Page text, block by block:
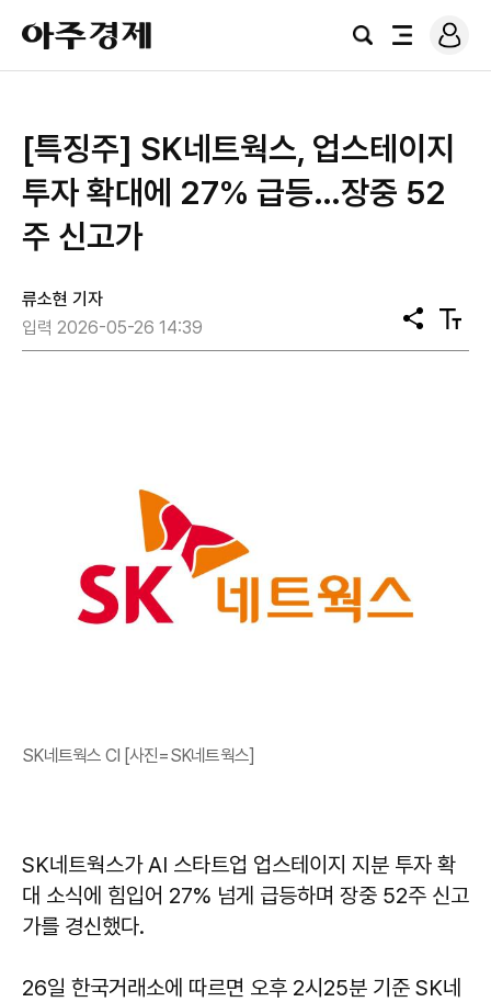
아
주
경
검
전
로
그
[특징주] SK네트웍스, 업스테이지
투자 확대에 27% 급등…장중 52
주 신고가
류소현 기자
입력 2026-05-26 14:39
공
유
텍
스
SK네트웍스 CI [사진=SK네트웍스]
SK네트웍스가 AI 스타트업 업스테이지 지분 투자 확
대 소식에 힘입어 27% 넘게 급등하며 장중 52주 신고
가를 경신했다.
26일 한국거래소에 따르면 오후 2시25분 기준 SK네